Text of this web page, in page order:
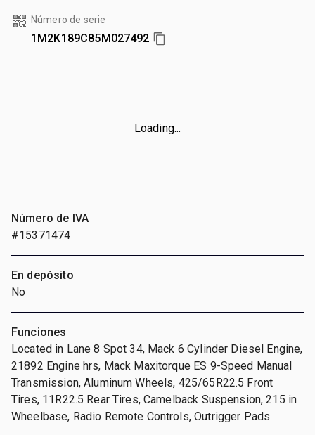
Número de serie
1M2K189C85M027492
Loading...
Número de IVA
#15371474
En depósito
No
Funciones
Located in Lane 8 Spot 34, Mack 6 Cylinder Diesel Engine,
21892 Engine hrs, Mack Maxitorque ES 9-Speed Manual
Transmission, Aluminum Wheels, 425/65R22.5 Front
Tires, 11R22.5 Rear Tires, Camelback Suspension, 215 in
Wheelbase, Radio Remote Controls, Outrigger Pads